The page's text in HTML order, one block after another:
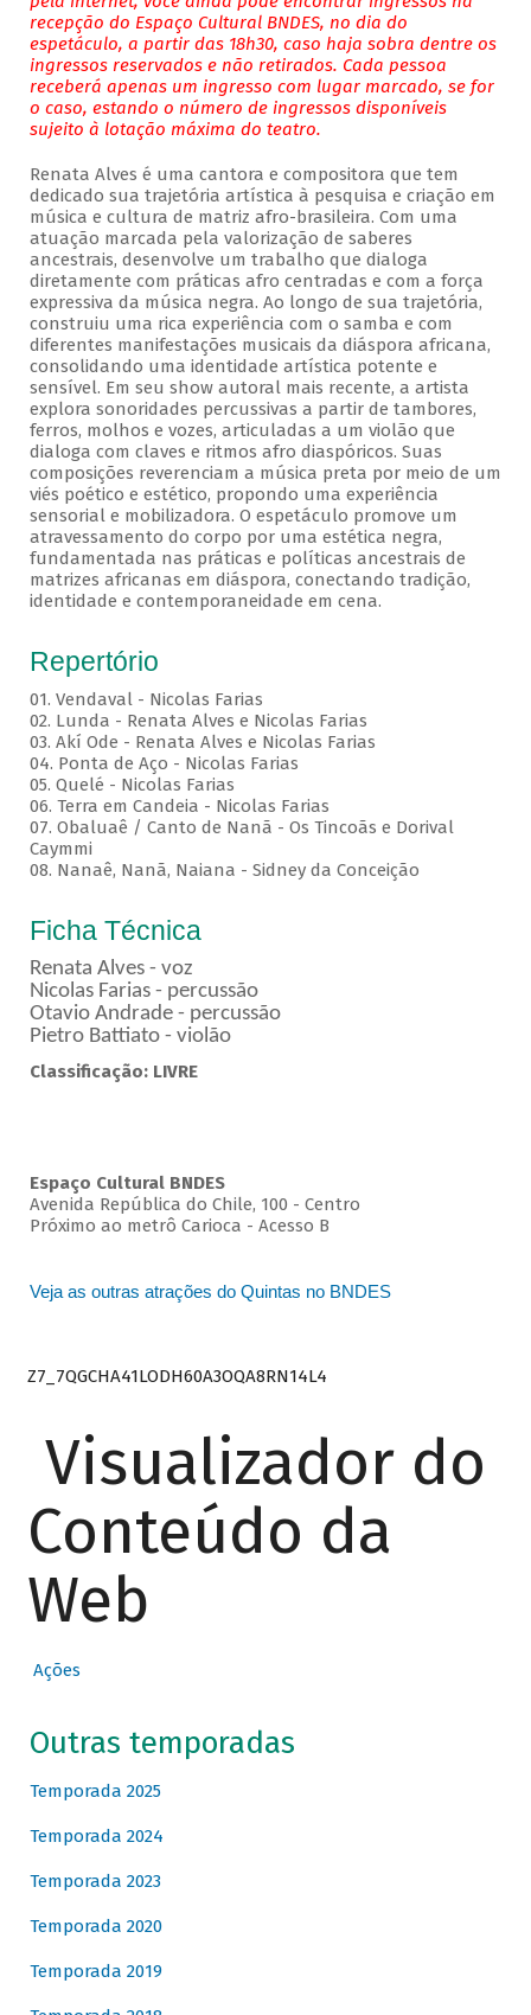
recepção do Espaço Cultural BNDES, no dia do
espetáculo, a partir das 18h30, caso haja sobra dentre os
ingressos reservados e não retirados. Cada pessoa
receberá apenas um ingresso com lugar marcado, se for
o caso, estando o número de ingressos disponíveis
sujeito à lotação máxima do teatro.
Renata Alves é uma cantora e compositora que tem
dedicado sua trajetória artística à pesquisa e criação em
música e cultura de matriz afro-brasileira. Com uma
atuação marcada pela valorização de saberes
ancestrais, desenvolve um trabalho que dialoga
diretamente com práticas afro centradas e com a força
expressiva da música negra. Ao longo de sua trajetória,
construiu uma rica experiência com o samba e com
diferentes manifestações musicais da diáspora africana,
consolidando uma identidade artística potente e
sensível. Em seu show autoral mais recente, a artista
explora sonoridades percussivas a partir de tambores,
ferros, molhos e vozes, articuladas a um violão que
dialoga com claves e ritmos afro diaspóricos. Suas
composições reverenciam a música preta por meio de um
viés poético e estético, propondo uma experiência
sensorial e mobilizadora. O espetáculo promove um
atravessamento do corpo por uma estética negra,
fundamentada nas práticas e políticas ancestrais de
matrizes africanas em diáspora, conectando tradição,
identidade e contemporaneidade em cena.
Repertório
01. Vendaval - Nicolas Farias
02. Lunda - Renata Alves e Nicolas Farias
03. Akí Ode - Renata Alves e Nicolas Farias
04. Ponta de Aço - Nicolas Farias
05. Quelé - Nicolas Farias
06. Terra em Candeia - Nicolas Farias
07. Obaluaê / Canto de Nanã - Os Tincoãs e Dorival
Caymmi
08. Nanaê, Nanã, Naiana - Sidney da Conceição
Ficha Técnica
Renata Alves - voz
Nicolas Farias - percussão
Otavio Andrade - percussão
Pietro Battiato - violão
Classificação: LIVRE
Espaço Cultural BNDES
Avenida República do Chile, 100 - Centro
Próximo ao metrô Carioca - Acesso B
Veja as outras atrações do Quintas no BNDES
Z7_7QGCHA41LODH60A3OQA8RN14L4
Visualizador do
Conteúdo da
Web
Ações
Outras temporadas
Temporada 2025
Temporada 2024
Temporada 2023
Temporada 2020
Temporada 2019